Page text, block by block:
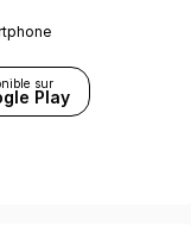
sur
Play